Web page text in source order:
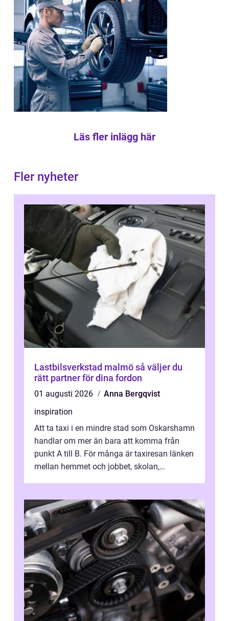
Läs fler inlägg här
Fler nyheter
Lastbilsverkstad malmö så väljer du
rätt partner för dina fordon
01 augusti 2026
Anna Bergqvist
inspiration
Att ta taxi i en mindre stad som Oskarshamn
handlar om mer än bara att komma från
punkt A till B. För många är taxiresan länken
mellan hemmet och jobbet, skolan,